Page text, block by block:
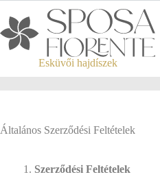
Esküvői hajdíszek
Általános Szerződési Feltételek
Szerződési Feltételek